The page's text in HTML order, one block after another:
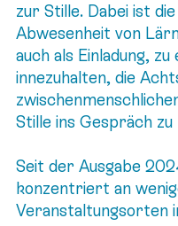
zur Stille. Dabei ist
Abwesenheit von
auch als Einladung,
innezuhalten, die
Stille ins Gespräch zu
Seit der Ausgabe
konzentriert an
Veranstaltungsorten